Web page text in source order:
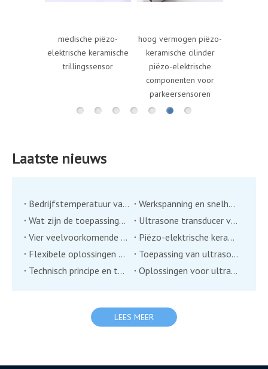
hoog vermogen piëzo-
keramische cilinder
piëzo-elektrische
Laatste nieuws
Bedrijfstemperatuur van ultrasone transducer
Werkspanning en snelheidsmeting van ultrasone transducer
Wat zijn de toepassingen van een ultrasone windtransducersensor?
Ultrasone transducer voor afstandsmeting
Vier veelvoorkomende problemen van ultrasone transducers
Piëzo-elektrische keramische transducers: een nieuwe technologie in milieumonitoring?
Flexibele oplossingen van ultrasone transducers
Toepassing van ultrasone transducers op het gebied van industriële automatisering
Technisch principe en toepassing van ultrasone bereiktransducer
Oplossingen voor ultrasone transducers in de toepassing van twee belangrijke industrieën in de medische industrie
LEES MEER